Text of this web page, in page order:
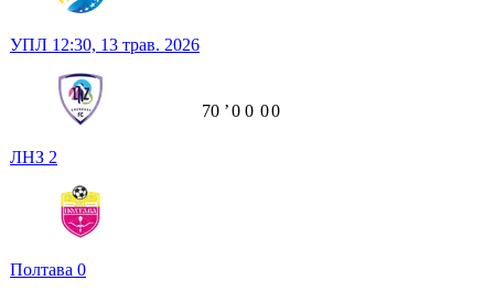
УПЛ 12:30, 13 трав. 2026
ЛНЗ 2
Полтава 0
70 ʼ0 0 00